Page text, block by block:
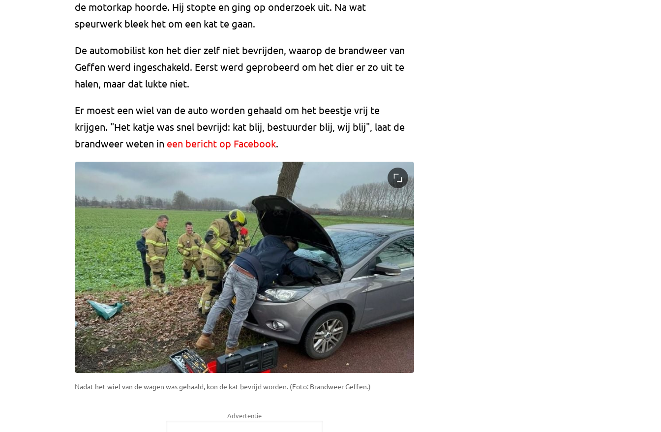
de motorkap hoorde. Hij stopte en ging op onderzoek uit. Na wat
speurwerk bleek het om een kat te gaan.
De automobilist kon het dier zelf niet bevrijden, waarop de brandweer van
Geffen werd ingeschakeld. Eerst werd geprobeerd om het dier er zo uit te
halen, maar dat lukte niet.
Er moest een wiel van de auto worden gehaald om het beestje vrij te
krijgen. "Het katje was snel bevrijd: kat blij, bestuurder blij, wij blij", laat de
brandweer weten in een bericht op Facebook.
Nadat het wiel van de wagen was gehaald, kon de kat bevrijd worden. (Foto: Brandweer Geffen.)
Advertentie